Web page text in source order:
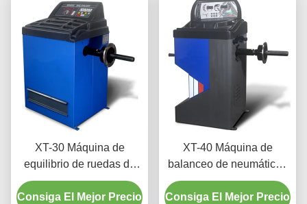
XT-30 Máquina de
equilibrio de ruedas de
motocicleta y automóvil
con configuración rápida
Consiga El Mejor Precio
XT-40 Máquina de
balanceo de neumáticos
profesional 220W 180rpm
para taller
Consiga El Mejor Precio